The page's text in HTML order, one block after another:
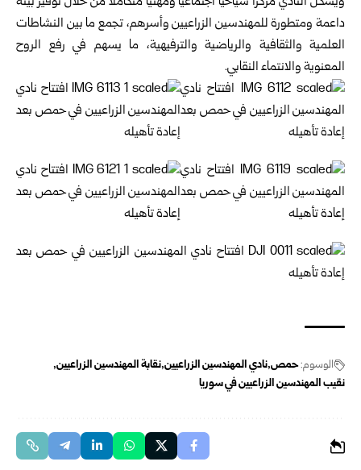
داعمة ومتطورة للمهندسين الزراعيين وأسرهم، تجمع ما بين النشاطات
العلمية والثقافية والرياضية والترفيهية، ما يسهم في رفع الروح
المعنوية والانتماء النقابي.
الوسوم:حمص نادي المهندسين الزراعيين نقابة المهندسين الزراعيين
نقيب المهندسين الزراعيين في سوريا